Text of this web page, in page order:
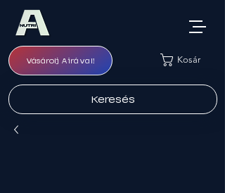
Vásárolj Airával! Kosár
Keresés